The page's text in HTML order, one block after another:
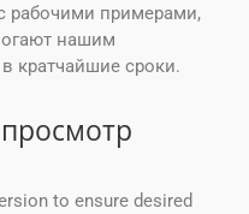
рабочими примерами,
нашим
кратчайшие сроки.
to ensure desired